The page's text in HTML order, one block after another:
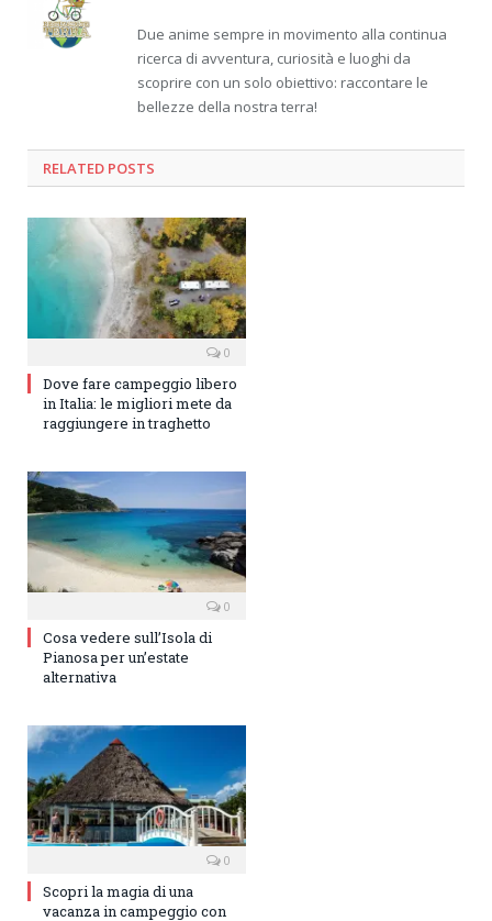
Due anime sempre in movimento alla continua
ricerca di avventura, curiosità e luoghi da
scoprire con un solo obiettivo: raccontare le
bellezze della nostra terra!
RELATED POSTS
0
Dove fare campeggio libero
in Italia: le migliori mete da
raggiungere in traghetto
0
Cosa vedere sull’Isola di
Pianosa per un’estate
alternativa
0
Scopri la magia di una
vacanza in campeggio con